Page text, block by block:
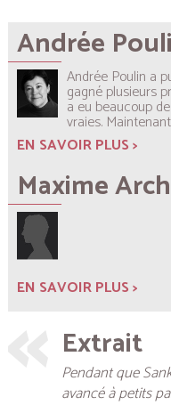
Andrée
Andrée Poulin a
gagné plusieurs
a eu beaucoup
vraies.
EN SAVOIR PLUS >
Maxime
EN SAVOIR PLUS >
Extrait
Pendant que
avancé à petits